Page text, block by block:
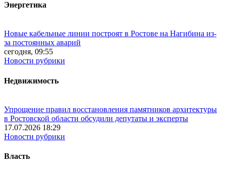
Энергетика
Новые кабельные линии построят в Ростове на Нагибина из-
за постоянных аварий
сегодня, 09:55
Новости рубрики
Недвижимость
Упрощение правил восстановления памятников архитектуры
в Ростовской области обсудили депутаты и эксперты
17.07.2026 18:29
Новости рубрики
Власть